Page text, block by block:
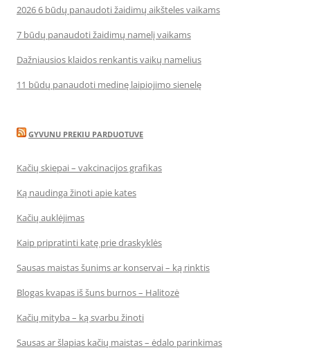
2026 6 būdų panaudoti žaidimų aikšteles vaikams
7 būdų panaudoti žaidimų namelį vaikams
Dažniausios klaidos renkantis vaikų namelius
11 būdų panaudoti medinę laipiojimo sienelę
GYVUNU PREKIU PARDUOTUVE
Kačių skiepai – vakcinacijos grafikas
Ką naudinga žinoti apie kates
Kačių auklėjimas
Kaip pripratinti katę prie draskyklės
Sausas maistas šunims ar konservai – ką rinktis
Blogas kvapas iš šuns burnos – Halitozė
Kačių mityba – ką svarbu žinoti
Sausas ar šlapias kačių maistas – ėdalo parinkimas